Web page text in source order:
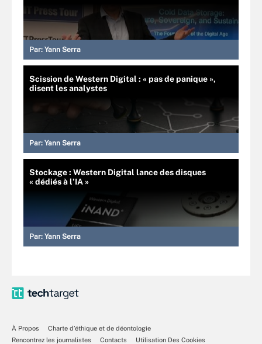
Par: Yann Serra
Scission de Western Digital : « pas de panique »,
disent les analystes
Par: Yann Serra
Stockage : Western Digital lance des disques
« dédiés à l’IA »
Par: Yann Serra
À Propos
Charte d’éthique et de déontologie
Rencontrez les journalistes
Contacts
Utilisation Des Cookies